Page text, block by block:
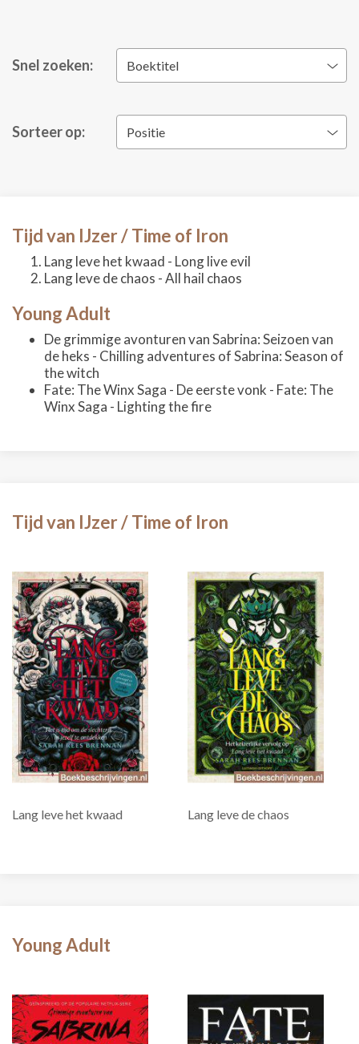
Snel zoeken: Boektitel
Sorteer op: Positie
Tijd van IJzer / Time of Iron
Lang leve het kwaad - Long live evil
Lang leve de chaos - All hail chaos
Young Adult
De grimmige avonturen van Sabrina: Seizoen van
de heks - Chilling adventures of Sabrina: Season of
the witch
Fate: The Winx Saga - De eerste vonk - Fate: The
Winx Saga - Lighting the fire
Tijd van IJzer / Time of Iron
Lang leve het kwaad Lang leve de chaos
Young Adult